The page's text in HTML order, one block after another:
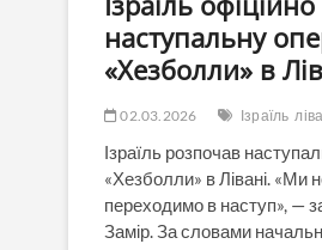
наступальну
«Хезболли» в
02.03.2026 Ізраїль
Ізраїль розпочав
«Хезболли» в Лівані.
переходимо в наступ», —
Замір. За словами